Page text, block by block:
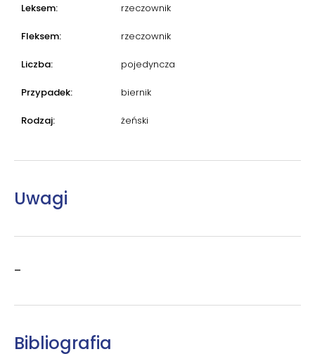
Leksem: rzeczownik
Fleksem: rzeczownik
Liczba: pojedyncza
Przypadek: biernik
Rodzaj: żeński
Uwagi
–
Bibliografia